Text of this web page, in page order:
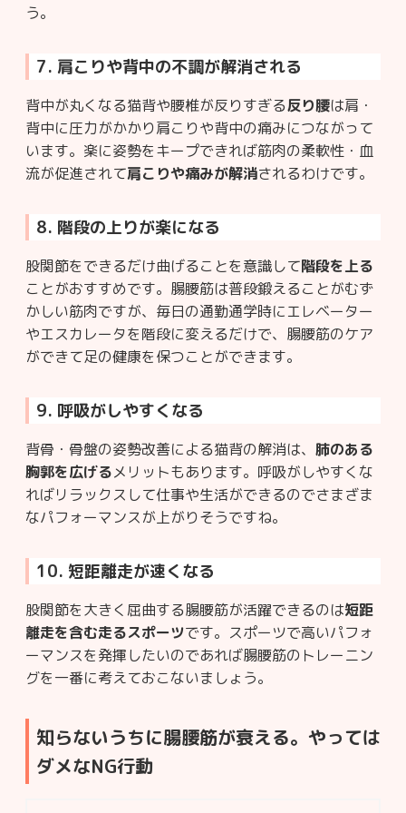
う。
7. 肩こりや背中の不調が解消される
背中が丸くなる猫背や腰椎が反りすぎる反り腰は肩・
背中に圧力がかかり肩こりや背中の痛みにつながって
います。楽に姿勢をキープできれば筋肉の柔軟性・血
流が促進されて肩こりや痛みが解消されるわけです。
8. 階段の上りが楽になる
股関節をできるだけ曲げることを意識して階段を上る
ことがおすすめです。腸腰筋は普段鍛えることがむず
かしい筋肉ですが、毎日の通勤通学時にエレベーター
やエスカレータを階段に変えるだけで、腸腰筋のケア
ができて足の健康を保つことができます。
9. 呼吸がしやすくなる
背骨・骨盤の姿勢改善による猫背の解消は、 肺のある
胸郭を広げるメリットもあります。呼吸がしやすくな
ればリラックスして仕事や生活ができるのでさまざま
なパフォーマンスが上がりそうですね。
10. 短距離走が速くなる
股関節を大きく屈曲する腸腰筋が活躍できるのは短距
離走を含む走るスポーツです。スポーツで高いパフォ
ーマンスを発揮したいのであれば腸腰筋のトレーニン
グを一番に考えておこないましょう。
知らないうちに腸腰筋が衰える。やっては
ダメなNG行動